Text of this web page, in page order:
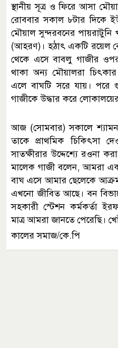
স্থানীয় সূত্র ও ফিরে আসা
রোববার সকাল ৮টার দিকে
মৌয়াল সুন্দরবনের
(আহরণ)। হঠাৎ একটি রয়েল
থেকে এসে বাবলু গাজীর
থাকা অন্য মৌয়ালরা
এলে বাঘটি সরে যায়।
গাজীকে উদ্ধার করে
আজ (সোমবার) সকালে
তাকে প্রাথমিক চিকিৎসা
সাতক্ষীরার উদ্দেশ্যে রওনা
মালেক গাজী বলেন, আমরা
বাঘ এসে আমার ছেলেকে
এখনো জীবিত আছে। বন
সহকারী স্টেশন কর্মকর্তা
মাত্র আমরা জানতে পেরেছি।
কালের সমাজ/কে.পি